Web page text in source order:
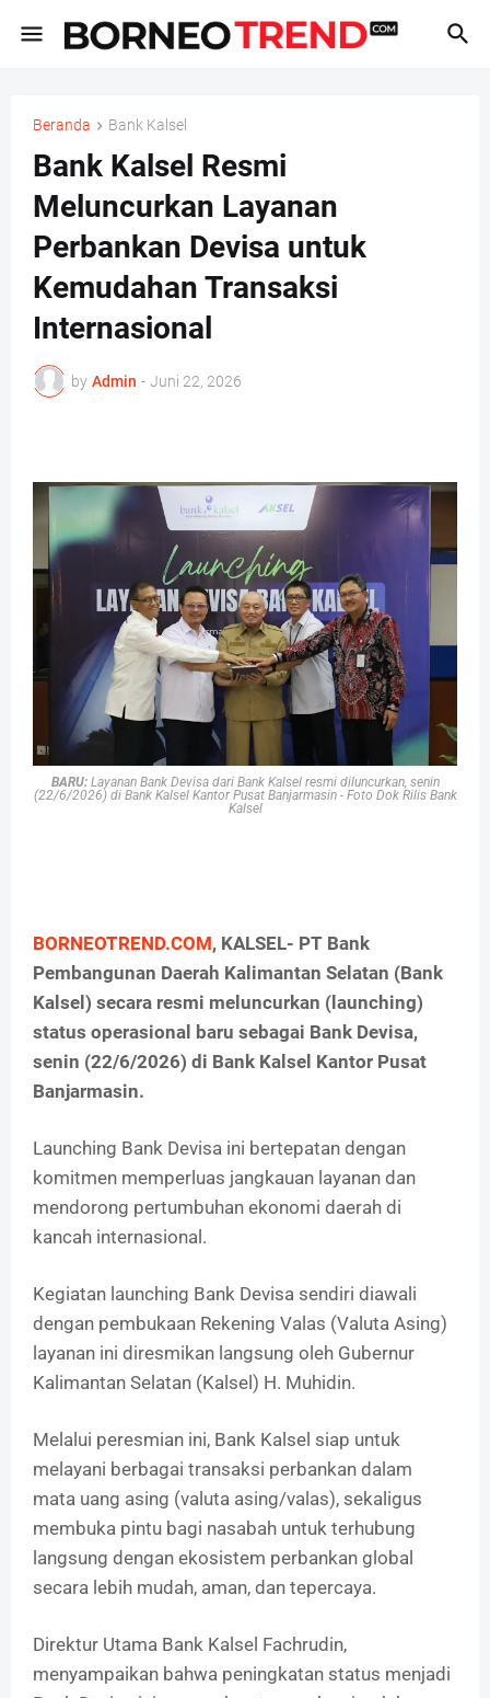
Beranda Bank Kalsel
Bank Kalsel Resmi
Meluncurkan Layanan
Perbankan Devisa untuk
Kemudahan Transaksi
Internasional
by Admin - Juni 22, 2026
BARU: Layanan Bank Devisa dari Bank Kalsel resmi diluncurkan, senin
(22/6/2026) di Bank Kalsel Kantor Pusat Banjarmasin - Foto Dok Rilis Bank
Kalsel
BORNEOTREND.COM, KALSEL- PT Bank
Pembangunan Daerah Kalimantan Selatan (Bank
Kalsel) secara resmi meluncurkan (launching)
status operasional baru sebagai Bank Devisa,
senin (22/6/2026) di Bank Kalsel Kantor Pusat
Banjarmasin.
Launching Bank Devisa ini bertepatan dengan
komitmen memperluas jangkauan layanan dan
mendorong pertumbuhan ekonomi daerah di
kancah internasional.
Kegiatan launching Bank Devisa sendiri diawali
dengan pembukaan Rekening Valas (Valuta Asing)
layanan ini diresmikan langsung oleh Gubernur
Kalimantan Selatan (Kalsel) H. Muhidin.
Melalui peresmian ini, Bank Kalsel siap untuk
melayani berbagai transaksi perbankan dalam
mata uang asing (valuta asing/valas), sekaligus
membuka pintu bagi nasabah untuk terhubung
langsung dengan ekosistem perbankan global
secara lebih mudah, aman, dan tepercaya.
Direktur Utama Bank Kalsel Fachrudin,
menyampaikan bahwa peningkatan status menjadi